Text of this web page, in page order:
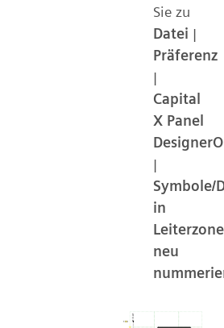
Sie zu
Datei |
Präferenz
|
Capital
X Panel
|
Symbole/
in
neu